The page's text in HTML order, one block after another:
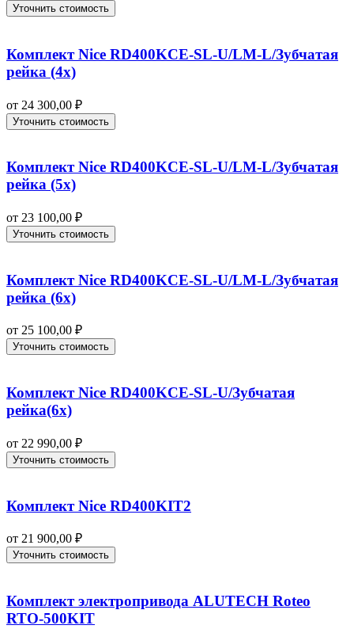
Уточнить стоимость
Комплект Nice RD400KCE-SL-U/LM-L/Зубчатая
рейка (4x)
от 24 300,00 ₽
Уточнить стоимость
Комплект Nice RD400KCE-SL-U/LM-L/Зубчатая
рейка (5x)
от 23 100,00 ₽
Уточнить стоимость
Комплект Nice RD400KCE-SL-U/LM-L/Зубчатая
рейка (6x)
от 25 100,00 ₽
Уточнить стоимость
Комплект Nice RD400KCE-SL-U/Зубчатая
рейка(6x)
от 22 990,00 ₽
Уточнить стоимость
Комплект Nice RD400KIT2
от 21 900,00 ₽
Уточнить стоимость
Комплект электропривода ALUTECH Roteo
RTO-500KIT